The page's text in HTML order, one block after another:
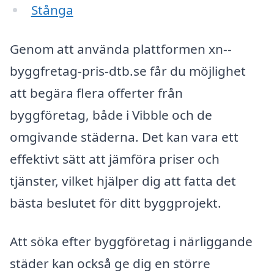
Stånga
Genom att använda plattformen xn--
byggfretag-pris-dtb.se får du möjlighet
att begära flera offerter från
byggföretag, både i Vibble och de
omgivande städerna. Det kan vara ett
effektivt sätt att jämföra priser och
tjänster, vilket hjälper dig att fatta det
bästa beslutet för ditt byggprojekt.
Att söka efter byggföretag i närliggande
städer kan också ge dig en större